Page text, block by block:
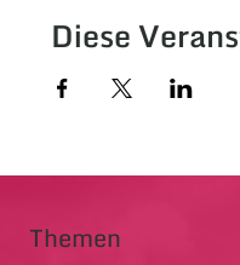
Diese
Themen